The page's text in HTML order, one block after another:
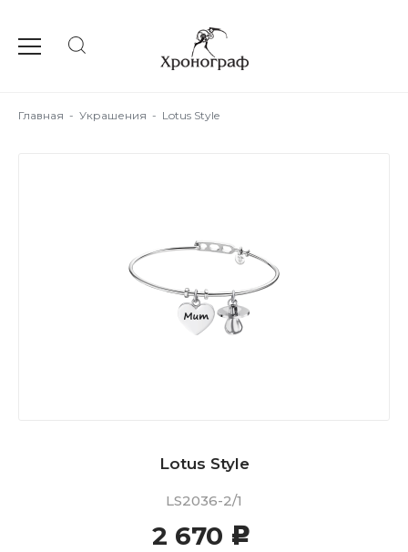
Главная - Украшения - Lotus Style
Lotus Style
LS2036-2/1
2 670 c